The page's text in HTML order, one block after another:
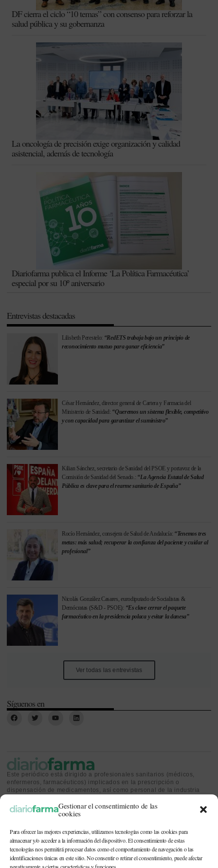
Gestionar el consentimiento de las
cookies
Para ofrecer las mejores experiencias, utilizamos tecnologías como las cookies para
almacenar y/o acceder a la información del dispositivo. El consentimiento de estas
tecnologías nos permitirá procesar datos como el comportamiento de navegación o las
identificaciones únicas en este sitio. No consentir o retirar el consentimiento, puede afectar
DF cierra el ciclo “10 temas” con consenso para reforzar la
salud pública y su gobernanza
La oncología de precisión exige organización y calidad
asistencial, además de tecnología
Diariofarma publica el Informe ‘La Política Farmacéutica’
especial por su 10º aniversario
Entrevistas destacadas
Lilisbeth Perestelo: “RedETS trabaja bajo un principio de
reconocimiento mutuo para ganar eficiencia”
César Hernández, director general de Cartera y Farmacia del
Ministerio de Sanidad: “Queremos un sistema flexible, competitivo
y con capacidad para garantizar el suministro”
Kilian Sánchez, secretario de Sanidad del PSOE y portavoz de la
Comisión de Sanidad del Senado.: “La Agencia Estatal de Salud
Pública es clave para el rearme sanitario de España”
Rocío Hernández, consejera de Salud de Andalucía: “Tenemos tres
metas: más salud; recuperar la confianza del paciente y cuidar al
profesional”
Nicolás González Casares, eurodiputado de Socialistas &
Demócratas (S&D - PSOE): “Es clave cerrar el paquete
farmacéutico en la presidencia polaca y evitar la danesa”
Ver todas las entrevistas
Síguenos en
Este periódico está dirigido a profesionales sanitarios (médicos,
enfermeros, farmacéuticos) implicados en la prescripción o
dispensación de medicamentos, así como personal de la industria
sanitaria.
CONTACTO Y QUIÉNES SOMOS|POLÍTICA DE COOKIES|POLÍTICA DE